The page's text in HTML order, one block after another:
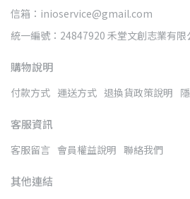
信箱：inioservice@gmail.com
統一編號：24847920 禾堂文創志業有限
購物說明
付款方式 運送方式 退換貨政策說明
客服資訊
客服留言 會員權益說明 聯絡我們
其他連結